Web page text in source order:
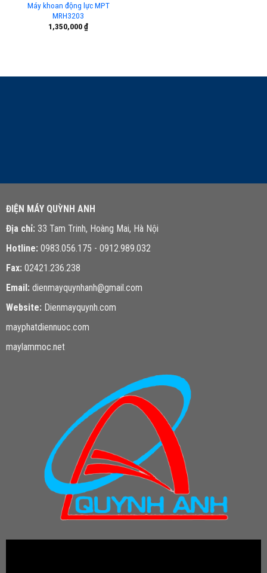
Máy khoan động lực MPT
MRH3203
1,350,000₫
ĐIỆN MÁY QUỲNH ANH
Địa chỉ: 33 Tam Trinh, Hoàng Mai, Hà Nội
Hotline: 0983.056.175 - 0912.989.032
Fax: 02421.236.238
Email: dienmayquynhanh@gmail.com
Website: Dienmayquynh.com
mayphatdiennuoc.com
maylammoc.net